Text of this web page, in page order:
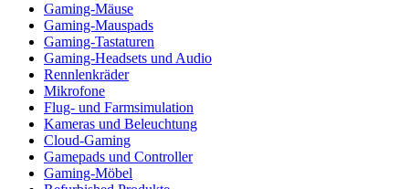
Gaming-Mäuse
Gaming-Mauspads
Gaming-Tastaturen
Gaming-Headsets und Audio
Rennlenkräder
Mikrofone
Flug- und Farmsimulation
Kameras und Beleuchtung
Cloud-Gaming
Gamepads und Controller
Gaming-Möbel